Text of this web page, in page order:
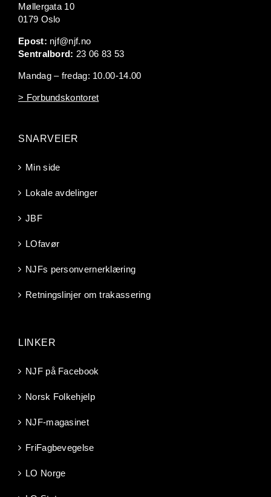
Møllergata 10
0179 Oslo
Epost: njf@njf.no
Sentralbord: 23 06 83 53
Mandag – fredag: 10.00-14.00
> Forbundskontoret
SNARVEIER
Min side
Lokale avdelinger
JBF
LOfavør
NJFs personvernerklæring
Retningslinjer om trakassering
LINKER
NJF på Facebook
Norsk Folkehjelp
NJF-magasinet
FriFagbevegelse
LO Norge